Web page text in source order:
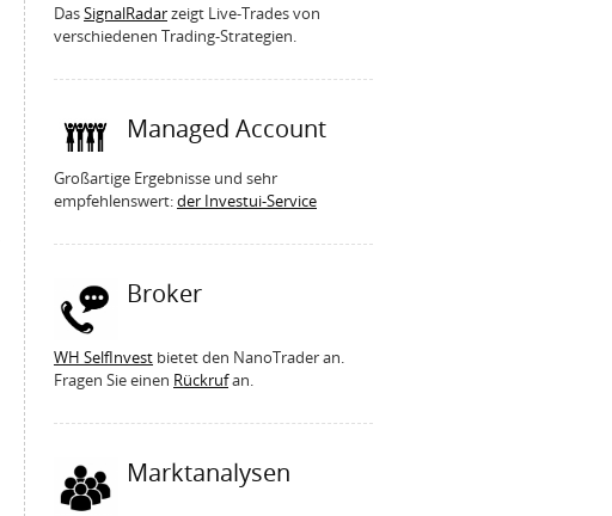
DasSignalRadarzeigt Live-Trades von
verschiedenen Trading-Strategien.
Managed Account
Großartige Ergebnisse und sehr
empfehlenswert:der Investui-Service
Broker
WH SelfInvest bietet den NanoTrader an.
Fragen Sie einen Rückrufan.
Marktanalysen